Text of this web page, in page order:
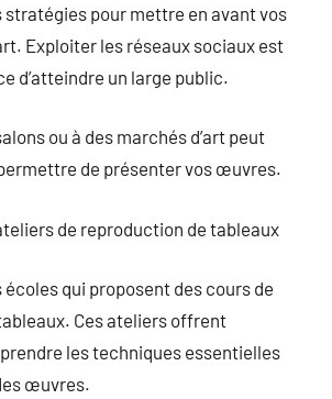
stratégies pour mettre en avant vos
Exploiter les réseaux sociaux est
d’atteindre un large public.
ou à des marchés d’art peut
de présenter vos œuvres.
de reproduction de tableaux
qui proposent des cours de
Ces ateliers offrent
les techniques essentielles
œuvres.